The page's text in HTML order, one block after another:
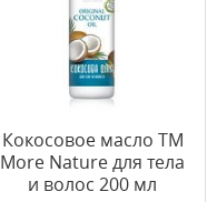
Кокосовое масло ТМ
More Nature для тела
и волос 200 мл